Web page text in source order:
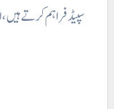
سپیڈ فراہم کرتے ہیں